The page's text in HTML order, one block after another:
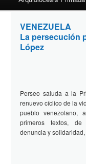
Perseo 14
VENEZUELA
La persecución
López
Perseo saluda a la
renuevo cíclico de la
pueblo venezolano,
primeros textos,
denuncia y